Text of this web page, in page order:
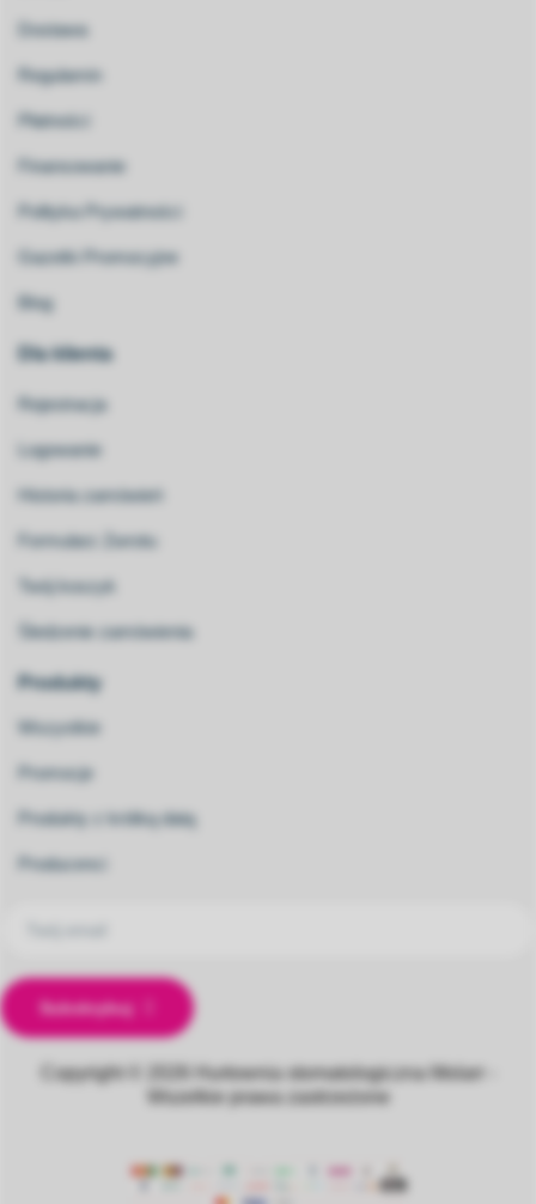
Dostawa
Regulamin
Płatności
Finansowanie
Polityka Prywatności
Gazetki Promocyjne
Blog
Dla klienta
Rejestracja
Logowanie
Historia zamówień
Formularz Zwrotu
Twój koszyk
Śledzenie zamówienia
Produkty
Wszystkie
Promocje
Produkty z krótką datą
Producenci
Subskrybuj
Copyright © 2026
Hurtownia stomatologiczna Molarr -
Wszelkie prawa zastrzeżone